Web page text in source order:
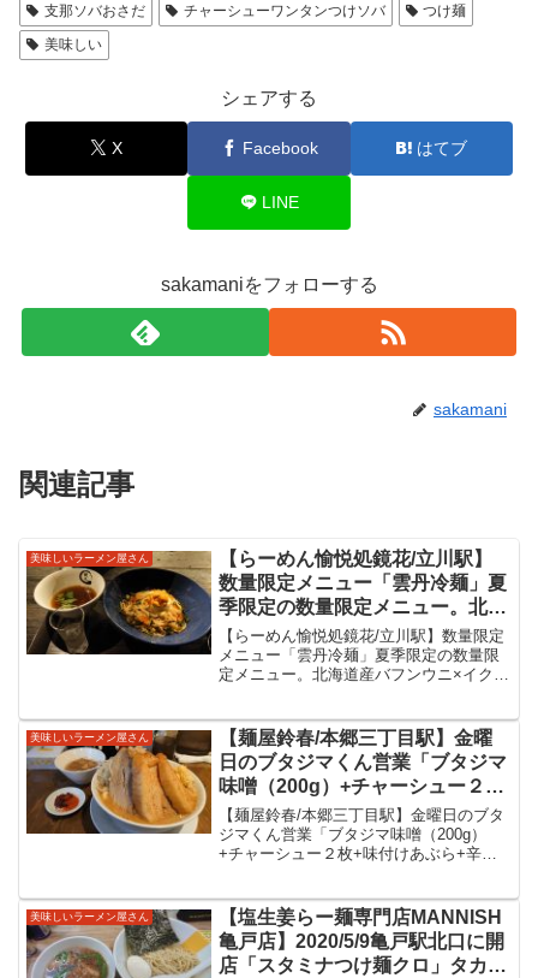
支那ソバおさだ
チャーシューワンタンつけソバ
つけ麺
美味しい
シェアする
X Facebook はてブ
LINE
sakamaniをフォローする
sakamani
関連記事
美味しいラーメン屋さん
【らーめん愉悦処鏡花/立川駅】
数量限定メニュー「雲丹冷麺」夏
季限定の数量限定メニュー。北海
道産バフンウニ×イクラ×ゴールド
ラッシュ（とうもろこし）のアイ
スがおりなす美味しい冷やしの限
た。
【らーめん愉悦処鏡花/立川駅】数量限定
メニュー「雲丹冷麺」夏季限定の数量限
定メニュー。北海道産バフンウニ×イクラ
ニューをいただいてきました。【らーめ
ん愉悦処鏡花/立川...
美味しいラーメン屋さん
【麺屋鈴春/本郷三丁目駅】金曜
日のブタジマくん営業「ブタジマ
味噌（200g）+チャーシュー２枚
+味付けあぶら+辛辛くん」金曜日
の二郎系営業に訪問。今週は豚に
鶏を加えて炊いたという美味しい
【麺屋鈴春/本郷三丁目駅】金曜日のブタ
ジマくん営業「ブタジマ味噌（200g）
+チャーシュー２枚+味付けあぶら+辛辛
G系をいただいてきました。【麺屋鈴春/
本郷三丁目駅】２...
美味しいラーメン屋さん
【塩生姜らー麺専門店MANNISH
亀戸店】2020/5/9亀戸駅北口に開
店「スタミナつけ麺クロ」タカヒ